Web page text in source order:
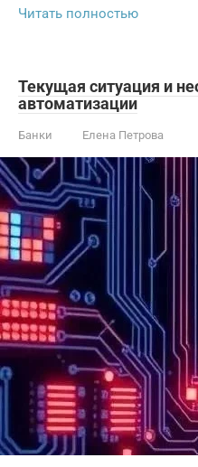
Читать полностью
Текущая ситуация и
автоматизации
Банки Елена Петрова